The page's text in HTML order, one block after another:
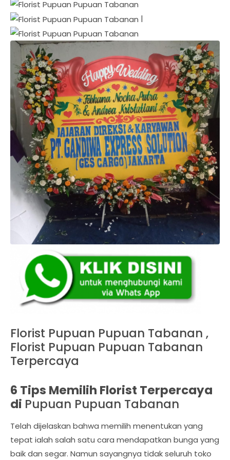
|
Florist Pupuan Pupuan Tabanan ,
Florist Pupuan Pupuan Tabanan
Terpercaya
6 Tips Memilih Florist Terpercaya
di Pupuan Pupuan Tabanan
Telah dijelaskan bahwa memilih menentukan yang
tepat ialah salah satu cara mendapatkan bunga yang
baik dan segar. Namun sayangnya tidak seluruh toko